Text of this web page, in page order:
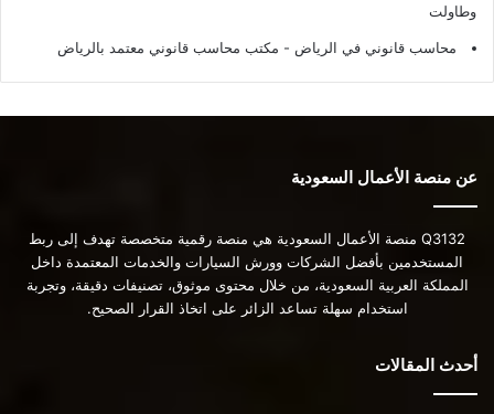
وطاولت
محاسب قانوني في الرياض - مكتب محاسب قانوني معتمد بالرياض
عن منصة الأعمال السعودية
Q3132 منصة الأعمال السعودية هي منصة رقمية متخصصة تهدف إلى ربط
المستخدمين بأفضل الشركات وورش السيارات والخدمات المعتمدة داخل
المملكة العربية السعودية، من خلال محتوى موثوق، تصنيفات دقيقة، وتجربة
استخدام سهلة تساعد الزائر على اتخاذ القرار الصحيح.
أحدث المقالات